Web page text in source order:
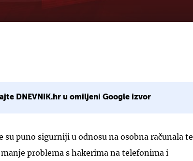
DNEVNIK.hr u omiljeni Google izvor
su puno sigurniji u odnosu na osobna računala te
problema s hakerima na telefonima i